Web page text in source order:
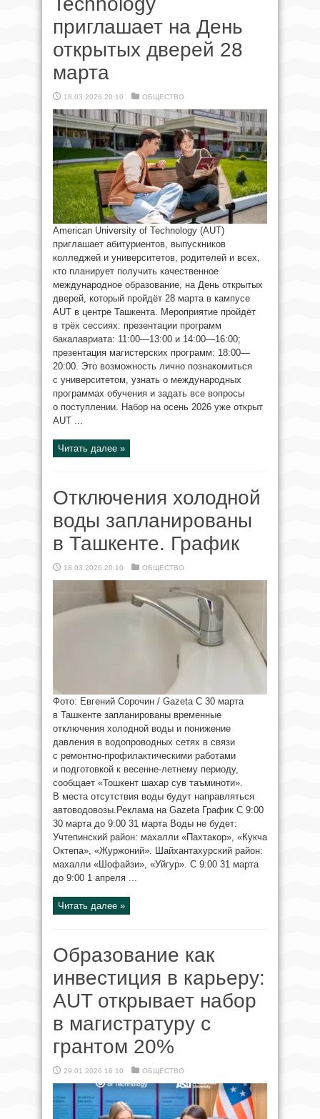
приглашает на День
открытых дверей 28
марта
18.03.2026 20:10 ОБЩЕСТВО
American University of Technology (AUT)
приглашает абитуриентов, выпускников
колледжей и университетов, родителей и всех,
кто планирует получить качественное
международное образование, на День открытых
дверей, который пройдёт 28 марта в кампусе
AUT в центре Ташкента. Мероприятие пройдёт
в трёх сессиях: презентации программ
бакалавриата: 11:00—13:00 и 14:00—16:00;
презентация магистерских программ: 18:00—
20:00. Это возможность лично познакомиться
с университетом, узнать о международных
программах обучения и задать все вопросы
о поступлении. Набор на осень 2026 уже открыт
AUT ...
Читать далее »
Отключения холодной
воды запланированы
в Ташкенте. График
18.03.2026 20:10 ОБЩЕСТВО
Фото: Евгений Сорочин / Gazeta С 30 марта
в Ташкенте запланированы временные
отключения холодной воды и понижение
давления в водопроводных сетях в связи
с ремонтно-профилактическими работами
и подготовкой к весенне-летнему периоду,
сообщает «Тошкент шахар сув таъминоти».
В места отсутствия воды будут направляться
автоводовозы.Реклама на Gazeta График С 9:00
30 марта до 9:00 31 марта Воды не будет:
Учтепинский район: махалли «Пахтакор», «Кукча
Октепа», «Журжоний». Шайхантахурский район:
махалли «Шофайзи», «Уйгур». С 9:00 31 марта
до 9:00 1 апреля ...
Читать далее »
Образование как
инвестиция в карьеру:
AUT открывает набор
в магистратуру с
грантом 20%
29.01.2026 16:10 ОБЩЕСТВО